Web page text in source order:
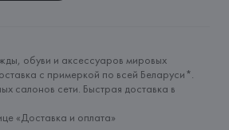
обуви и аксессуаров мировых
с примеркой по всей Беларуси*.
салонов сети. Быстрая доставка в
«Доставка и оплата»